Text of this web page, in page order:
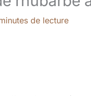
de lecture